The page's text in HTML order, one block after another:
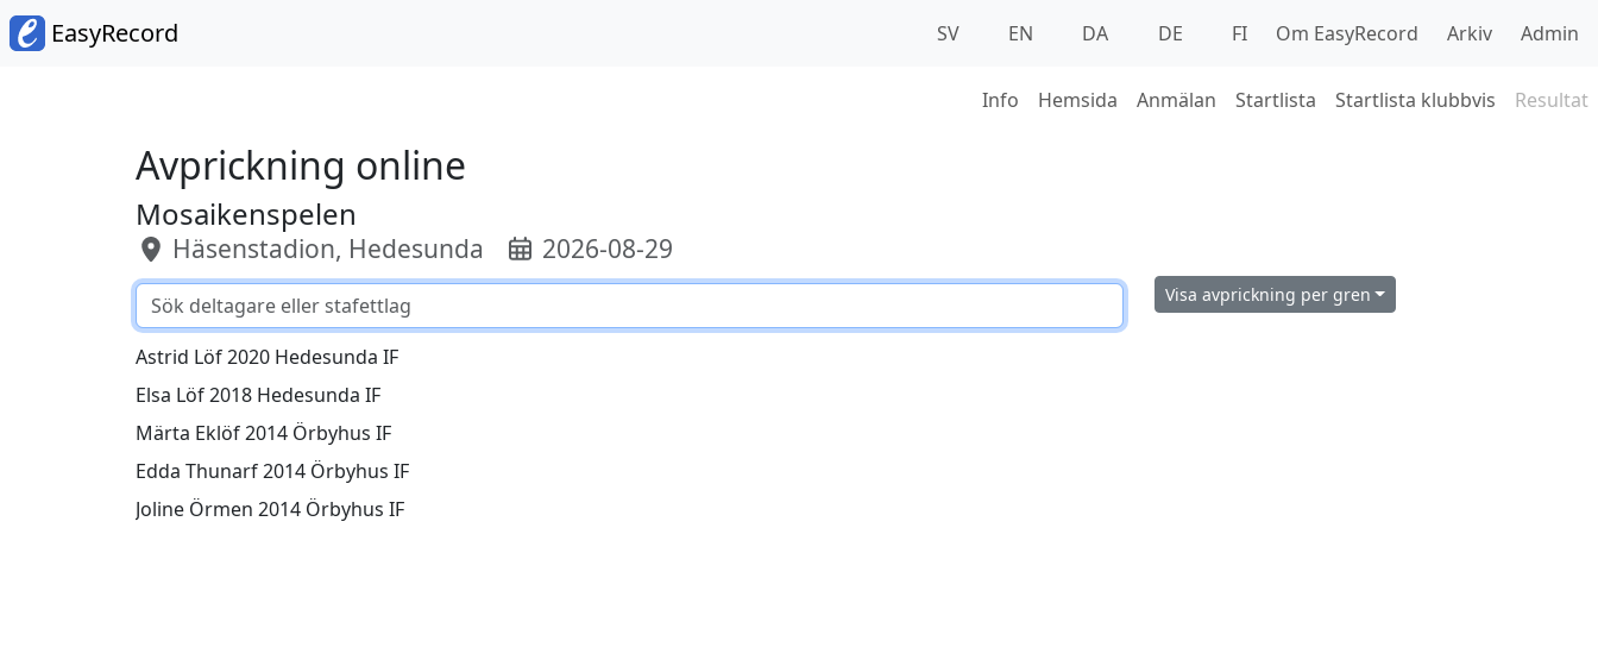
EasyRecord SV EN DA DE FI Om EasyRecord Arkiv Admin
Info Hemsida Anmälan Startlista Startlista klubbvis Resultat
Avprickning online
Mosaikenspelen
Häsenstadion, Hedesunda 2026-08-29
Astrid Löf 2020 Hedesunda IF
Elsa Löf 2018 Hedesunda IF
Märta Eklöf 2014 Örbyhus IF
Edda Thunarf 2014 Örbyhus IF
Joline Örmen 2014 Örbyhus IF
Visa avprickning per gren